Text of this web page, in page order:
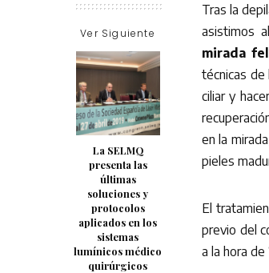
Ver Siguiente
La SELMQ
presenta las
últimas
soluciones y
protocolos
aplicados en los
sistemas
lumínicos médico
quirúrgicos
Tras la
asistimos
mirada
técnicas de
ciliar y
en la
pieles
El
previo del
a la hora de